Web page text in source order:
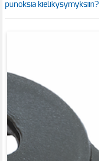
punoksia kielikysymyksiin?